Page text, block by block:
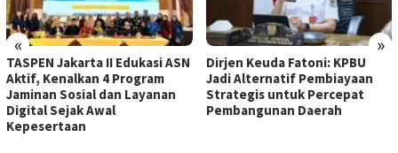
« »
TASPEN Jakarta II Edukasi ASN
Aktif, Kenalkan 4 Program
Jaminan Sosial dan Layanan
Digital Sejak Awal
Kepesertaan
Dirjen Keuda Fatoni: KPBU
Jadi Alternatif Pembiayaan
Strategis untuk Percepat
Pembangunan Daerah